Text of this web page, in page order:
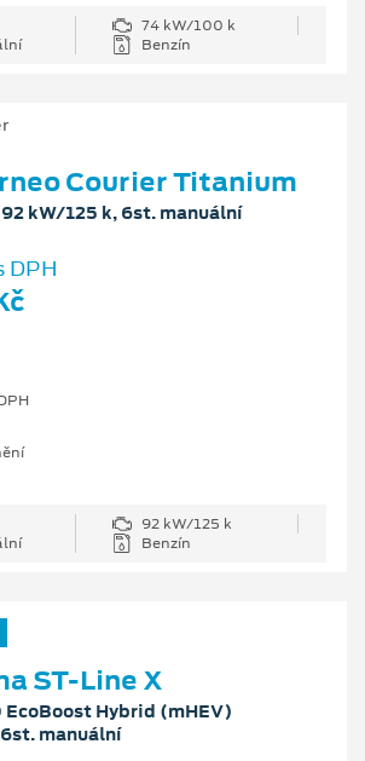
74 kW/100 k
Benzín
Courier Titanium
kW/125 k, 6st. manuální
DPH
92 kW/125 k
Benzín
ST-Line X
EcoBoost Hybrid (mHEV)
manuální